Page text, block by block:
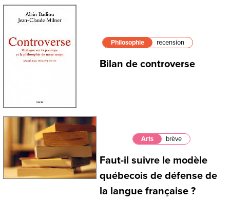
Philosophie recension
Bilan de controverse
Arts brève
Faut-il suivre le modèle
québecois de défense de
la langue française ?